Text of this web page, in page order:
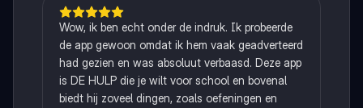
Wow, ik ben echt onder de indruk. Ik probeerde
de app gewoon omdat ik hem vaak geadverteerd
had gezien en was absoluut verbaasd. Deze app
is DE HULP die je wilt voor school en bovenal
biedt hij zoveel dingen, zoals oefeningen en